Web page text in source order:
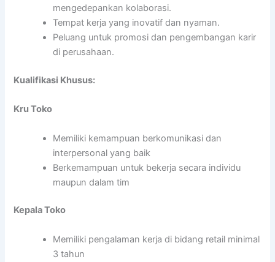
mengedepankan kolaborasi.
Tempat kerja yang inovatif dan nyaman.
Peluang untuk promosi dan pengembangan karir
di perusahaan.
Kualifikasi Khusus:
Kru Toko
Memiliki kemampuan berkomunikasi dan
interpersonal yang baik
Berkemampuan untuk bekerja secara individu
maupun dalam tim
Kepala Toko
Memiliki pengalaman kerja di bidang retail minimal
3 tahun